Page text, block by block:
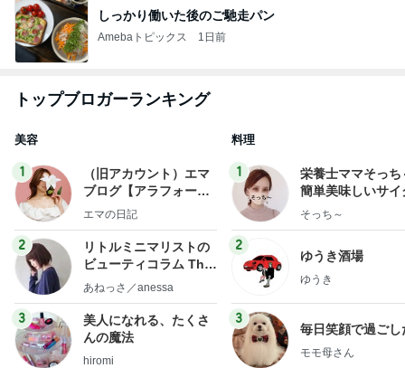
しっかり働いた後のご馳走パン
Amebaトピックス 1日前
トップブロガーランキング
美容
1
（旧アカウント）エマ
ブログ【アラフォー会
社売却セカンドライ
エマの日記
2
リトルミニマリストの
ビューティコラム The
little minimalist's bea
あねっさ／anessa
3
美人になれる、たくさ
んの魔法
hiromi
料理
1
栄養士ママそっち
簡単美味しいサイ
献立
そっち～
2
ゆうき酒場
ゆうき
3
毎日笑顔で過ごし
モモ母さん